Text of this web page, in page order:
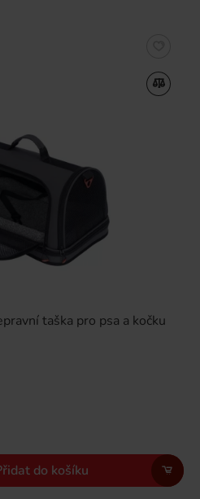
taška pro psa a kočku
do košíku